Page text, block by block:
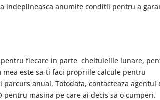
indeplineasca anumite conditii pentru a
fiecare in parte cheltuielile lunare,
este sa-ti faci propriile calcule pentru
anual. Totodata, contacteaza agentul
pentru masina pe care ai decis sa o cumperi.